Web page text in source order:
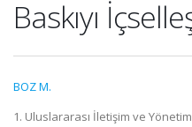
Baskıyı
BOZ M.
1. Uluslararası İletişim ve